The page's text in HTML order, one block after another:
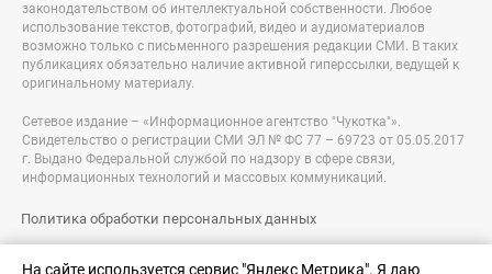
На сайте используется сервис "Яндекс Метрика". Я даю
законодательством об интеллектуальной собственности. Любое
использование текстов, фотографий, видео и аудиоматериалов
возможно только с письменного разрешения редакции СМИ. В таких
публикациях обязательно наличие активной гиперссылки, ведущей к
оригинальному материалу.
Сетевое издание – «Информационное агентство "Чукотка"».
Свидетельство о регистрации СМИ ЭЛ № ФС 77 – 69723 от 05.05.2017
г. Выдано Федеральной службой по надзору в сфере связи,
информационных технологий и массовых коммуникаций.
Политика обработки персональных данных